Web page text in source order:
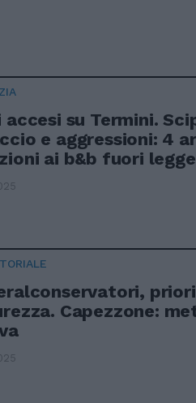
accesi su Termini.
e aggressioni: 4
ai b&b fuori legge
Capezzone: